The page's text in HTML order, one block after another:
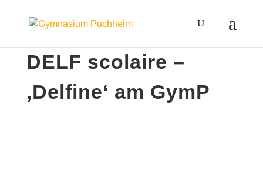
DELF scolaire –
‚Delfine‘ am GymP